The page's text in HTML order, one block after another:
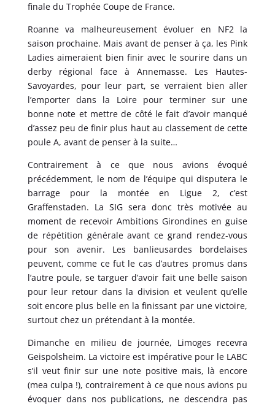
finale du Trophée Coupe de France.
Roanne va malheureusement évoluer en NF2 la
saison prochaine. Mais avant de penser à ça, les Pink
Ladies aimeraient bien finir avec le sourire dans un
derby régional face à Annemasse. Les Hautes-
Savoyardes, pour leur part, se verraient bien aller
l’emporter dans la Loire pour terminer sur une
bonne note et mettre de côté le fait d’avoir manqué
d’assez peu de finir plus haut au classement de cette
poule A, avant de penser à la suite…
Contrairement à ce que nous avions évoqué
précédemment, le nom de l’équipe qui disputera le
barrage pour la montée en Ligue 2, c’est
Graffenstaden. La SIG sera donc très motivée au
moment de recevoir Ambitions Girondines en guise
de répétition générale avant ce grand rendez-vous
pour son avenir. Les banlieusardes bordelaises
peuvent, comme ce fut le cas d’autres promus dans
l’autre poule, se targuer d’avoir fait une belle saison
pour leur retour dans la division et veulent qu’elle
soit encore plus belle en la finissant par une victoire,
surtout chez un prétendant à la montée.
Dimanche en milieu de journée, Limoges recevra
Geispolsheim. La victoire est impérative pour le LABC
s’il veut finir sur une note positive mais, là encore
(mea culpa !), contrairement à ce que nous avions pu
évoquer dans nos publications, ne descendra pas